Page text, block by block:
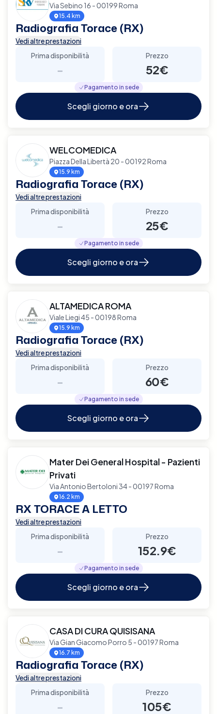
Via Sebino 16 - 00199 Roma
15.4 km
Radiografia Torace (RX)
Vedi altre prestazioni
Prima disponibilità
-
Prezzo
52€
Pagamento in sede
Scegli giorno e ora
WELCOMEDICA
Piazza Della Libertà 20 - 00192 Roma
15.9 km
Radiografia Torace (RX)
Vedi altre prestazioni
Prima disponibilità
-
Prezzo
25€
Pagamento in sede
Scegli giorno e ora
ALTAMEDICA ROMA
Viale Liegi 45 - 00198 Roma
15.9 km
Radiografia Torace (RX)
Vedi altre prestazioni
Prima disponibilità
-
Prezzo
60€
Pagamento in sede
Scegli giorno e ora
Mater Dei General Hospital - Pazienti
Privati
Via Antonio Bertoloni 34 - 00197 Roma
16.2 km
RX TORACE A LETTO
Vedi altre prestazioni
Prima disponibilità
-
Prezzo
152.9€
Pagamento in sede
Scegli giorno e ora
CASA DI CURA QUISISANA
Via Gian Giacomo Porro 5 - 00197 Roma
16.7 km
Radiografia Torace (RX)
Vedi altre prestazioni
Prima disponibilità
-
Prezzo
105€